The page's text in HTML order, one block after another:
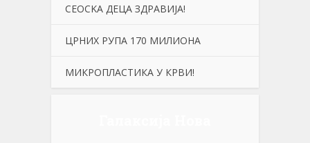
СЕОСKА ДЕЦА ЗДРАВИЈА!
ЦРНИХ РУПА 170 МИЛИОНА
МИКРОПЛАСТИКА У КРВИ!